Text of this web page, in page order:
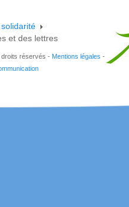
et des lettres
réservés - Mentions légales -